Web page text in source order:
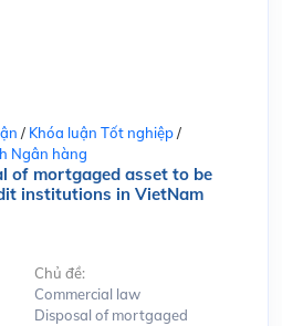
/ Khóa luận Tốt nghiệp/
Ngân hàng
of mortgaged asset to be
institutions in VietNam
Chủ đề:
Commercial law
Disposal of mortgaged